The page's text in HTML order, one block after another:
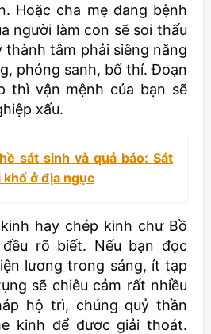
Hoặc cha mẹ đang bệnh
người làm con sẽ soi thấu
thành tâm phải siêng năng
phóng sanh, bố thí. Đoạn
thì vận mệnh của bạn sẽ
xấu.
sát sinh và quả báo: Sát
ở địa ngục
hay chép kinh chư Bồ
rõ biết. Nếu bạn đọc
lương trong sáng, ít tạp
sẽ chiêu cảm rất nhiều
hộ trì, chúng quỷ thần
kinh để được giải thoát.